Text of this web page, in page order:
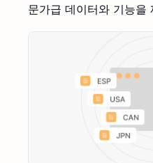
문가급 데이터와 기능을